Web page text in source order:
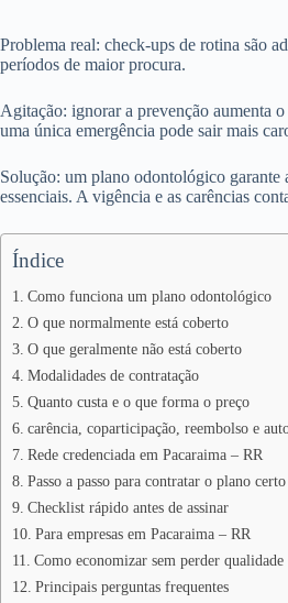
Problema real: check-ups de rotina são
períodos de maior procura.
Agitação: ignorar a prevenção aumenta
uma única emergência pode sair mais
Solução: um plano odontológico garante
essenciais. A vigência e as carências
Índice
Como funciona um plano odontológico
O que normalmente está coberto
O que geralmente não está coberto
Modalidades de contratação
Quanto custa e o que forma o preço
carência, coparticipação, reembolso e
Rede credenciada em Pacaraima – RR
Passo a passo para contratar o plano certo
Checklist rápido antes de assinar
Para empresas em Pacaraima – RR
Como economizar sem perder qualidade
Principais perguntas frequentes